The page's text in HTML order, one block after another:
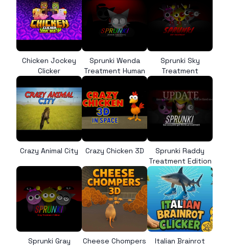
Chicken Jockey
Clicker
Sprunki Wenda
Treatment Human
Sprunki Sky
Treatment
Crazy Animal City Crazy Chicken 3D
Sprunki Raddy
Treatment Edition
Sprunki Gray
Cheese Chompers
Italian Brainrot